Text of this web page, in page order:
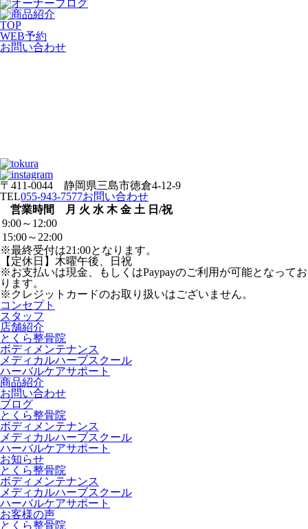
TOP
WEB予約
お問い合わせ
〒411-0044 静岡県三島市徳倉4-12-9
TEL055-943-7577お問い合わせ
営業時間
月 火 水 木 金 土 日/祝
9:00～12:00
15:00～22:00
※最終受付は21:00となります。
【定休日】木曜午後、日祝
※お支払いは現金、もしくはPaypayのご利用が可能となってお
ります。
※クレジットカードのお取り扱いはございません。
コンセプト
スタッフ
店舗紹介
とくら整骨院
ボディメンテナンス
メディカルハーブスクール
ハーバルケアサポート
商品紹介
お問い合わせ
ブログ
とくら整骨院
ボディメンテナンス
メディカルハーブスクール
ハーバルケアサポート
お知らせ
とくら整骨院
ボディメンテナンス
メディカルハーブスクール
ハーバルケアサポート
お客様の声
とくら整骨院